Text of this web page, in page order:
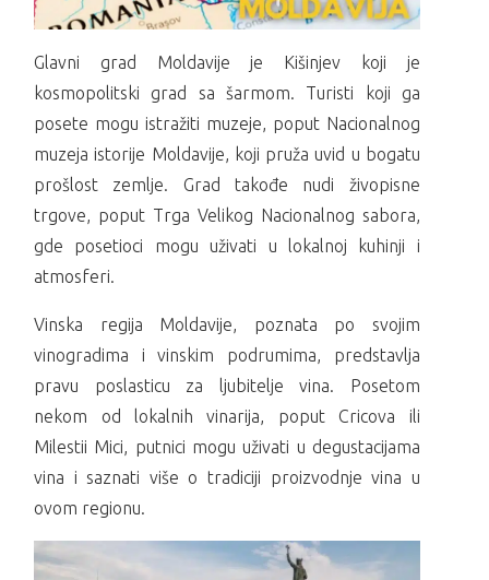
Glavni grad Moldavije je Kišinjev koji je
kosmopolitski grad sa šarmom. Turisti koji ga
posete mogu istražiti muzeje, poput Nacionalnog
muzeja istorije Moldavije, koji pruža uvid u bogatu
prošlost zemlje. Grad takođe nudi živopisne
trgove, poput Trga Velikog Nacionalnog sabora,
gde posetioci mogu uživati u lokalnoj kuhinji i
atmosferi.
Vinska regija Moldavije, poznata po svojim
vinogradima i vinskim podrumima, predstavlja
pravu poslasticu za ljubitelje vina. Posetom
nekom od lokalnih vinarija, poput Cricova ili
Milestii Mici, putnici mogu uživati u degustacijama
vina i saznati više o tradiciji proizvodnje vina u
ovom regionu.